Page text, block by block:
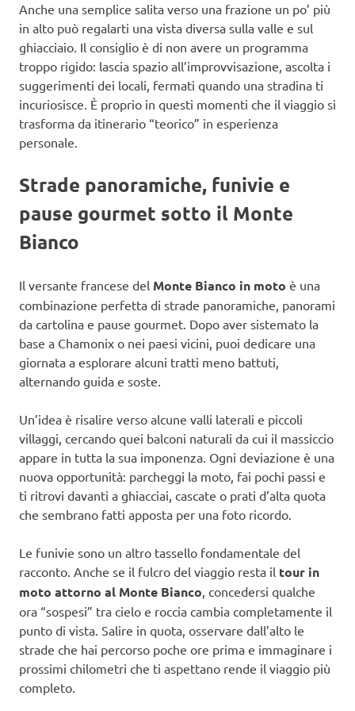
Anche una semplice salita verso una frazione un po’ più
in alto può regalarti una vista diversa sulla valle e sul
ghiacciaio. Il consiglio è di non avere un programma
troppo rigido: lascia spazio all’improvvisazione, ascolta i
suggerimenti dei locali, fermati quando una stradina ti
incuriosisce. È proprio in questi momenti che il viaggio si
trasforma da itinerario “teorico” in esperienza
personale.
Strade panoramiche, funivie e
pause gourmet sotto il Monte
Bianco
Il versante francese del Monte Bianco in moto è una
combinazione perfetta di strade panoramiche, panorami
da cartolina e pause gourmet. Dopo aver sistemato la
base a Chamonix o nei paesi vicini, puoi dedicare una
giornata a esplorare alcuni tratti meno battuti,
alternando guida e soste.
Un’idea è risalire verso alcune valli laterali e piccoli
villaggi, cercando quei balconi naturali da cui il massiccio
appare in tutta la sua imponenza. Ogni deviazione è una
nuova opportunità: parcheggi la moto, fai pochi passi e
ti ritrovi davanti a ghiacciai, cascate o prati d’alta quota
che sembrano fatti apposta per una foto ricordo.
Le funivie sono un altro tassello fondamentale del
racconto. Anche se il fulcro del viaggio resta il tour in
moto attorno al Monte Bianco , concedersi qualche
ora “sospesi” tra cielo e roccia cambia completamente il
punto di vista. Salire in quota, osservare dall’alto le
strade che hai percorso poche ore prima e immaginare i
prossimi chilometri che ti aspettano rende il viaggio più
completo.